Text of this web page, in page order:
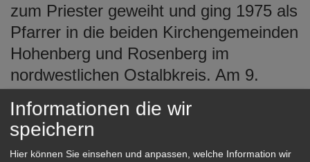
zum Priester geweiht und ging 1975 als
Pfarrer in die beiden Kirchengemeinden
Hohenberg und Rosenberg im
nordwestlichen Ostalbkreis. Am 9.
Köder in der St. Anna Virngrund-Klinik
in Ellwangen an den Folgen einer
Informationen die wir
speichern
Hier können Sie einsehen und anpassen, welche Information wir